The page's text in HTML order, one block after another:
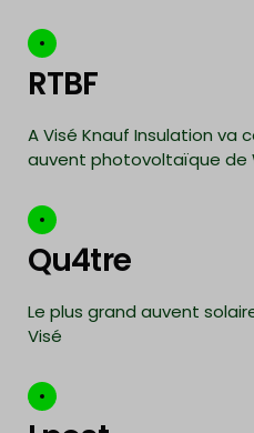
RTBF
A Visé Knauf Insulation va
auvent photovoltaïque de
Qu4tre
Le plus grand auvent
Visé